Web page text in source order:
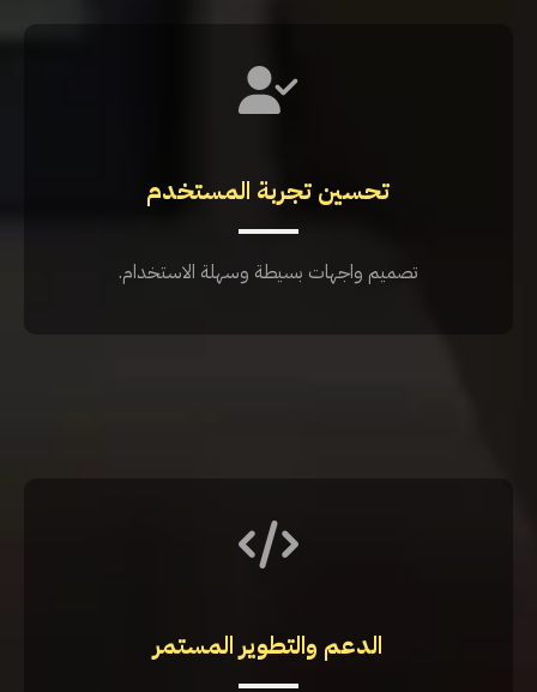
تحسين تجربة المستخدم
تصميم واجهات بسيطة وسهلة الاستخدام.
الدعم والتطوير المستمر